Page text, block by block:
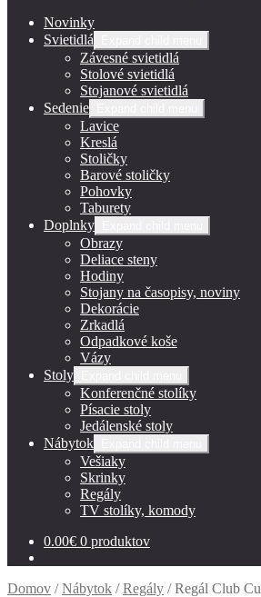
Novinky
Svietidlá
Závesné svietidlá
Stolové svietidlá
Stojanové svietidlá
Sedenie
Lavice
Kreslá
Stoličky
Barové stoličky
Pohovky
Taburety
Doplnky
Obrazy
Deliace steny
Hodiny
Stojany na časopisy, noviny
Dekorácie
Zrkadlá
Odpadkové koše
Vázy
Stoly
Konferenčné stolíky
Písacie stoly
Jedálenské stoly
Nábytok
Vešiaky
Skrinky
Regály
TV stolíky, komody
0.00€ 0 produktov
Domov /Nábytok /Regály /Regál Club